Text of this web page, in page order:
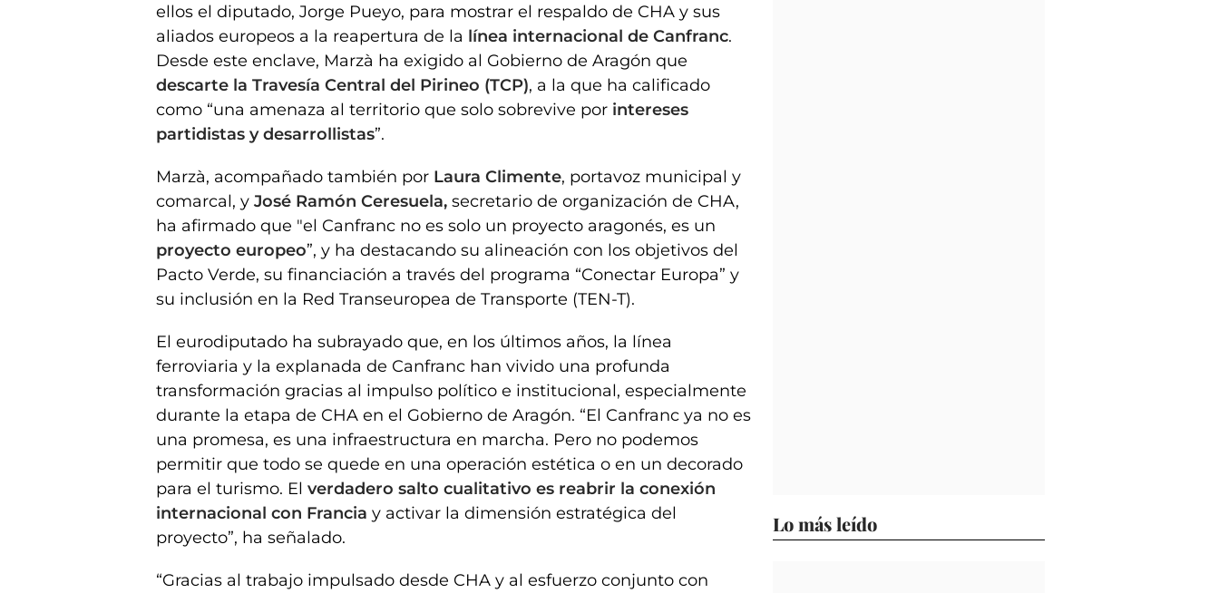
ellos el diputado, Jorge Pueyo, para mostrar el respaldo de CHA y sus
aliados europeos a la reapertura de la línea internacional de Canfranc.
Desde este enclave, Marzà ha exigido al Gobierno de Aragón que
descarte la Travesía Central del Pirineo (TCP), a la que ha calificado
como “una amenaza al territorio que solo sobrevive por intereses
partidistas y desarrollistas”.
Marzà, acompañado también por Laura Climente, portavoz municipal y
comarcal, y José Ramón Ceresuela, secretario de organización de CHA,
ha afirmado que "el Canfranc no es solo un proyecto aragonés, es un
proyecto europeo”, y ha destacando su alineación con los objetivos del
Pacto Verde, su financiación a través del programa “Conectar Europa” y
su inclusión en la Red Transeuropea de Transporte (TEN-T).
El eurodiputado ha subrayado que, en los últimos años, la línea
ferroviaria y la explanada de Canfranc han vivido una profunda
transformación gracias al impulso político e institucional, especialmente
durante la etapa de CHA en el Gobierno de Aragón. “El Canfranc ya no es
una promesa, es una infraestructura en marcha. Pero no podemos
permitir que todo se quede en una operación estética o en un decorado
para el turismo. El verdadero salto cualitativo es reabrir la conexión
internacional con Francia y activar la dimensión estratégica del
proyecto”, ha señalado.
“Gracias al trabajo impulsado desde CHA y al esfuerzo conjunto con
Lo más leído